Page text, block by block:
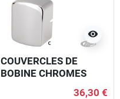
visibility
COUVERCLES DE
BOBINE CHROMES
36,30 €